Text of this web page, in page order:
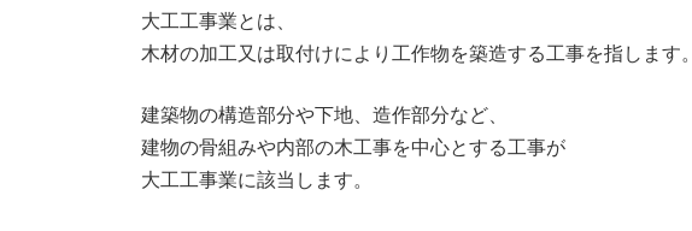
大工工事業とは、
木材の加工又は取付けにより工作物を築造する工事を指します。
建築物の構造部分や下地、造作部分など、
建物の骨組みや内部の木工事を中心とする工事が
大工工事業に該当します。